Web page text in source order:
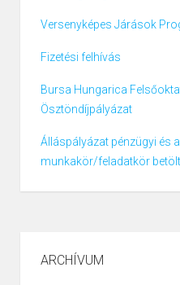
Versenyképes Járások
Fizetési felhívás
Bursa Hungarica
Ösztöndíjpályázat
Álláspályázat pénzügyi és
munkakör/feladatkör
ARCHÍVUM